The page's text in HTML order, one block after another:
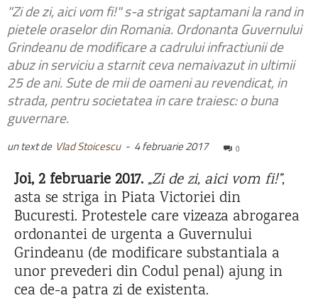
"Zi de zi, aici vom fi!" s-a strigat saptamani la rand in
pietele oraselor din Romania. Ordonanta Guvernului
Grindeanu de modificare a cadrului infractiunii de
abuz in serviciu a starnit ceva nemaivazut in ultimii
25 de ani. Sute de mii de oameni au revendicat, in
strada, pentru societatea in care traiesc: o buna
guvernare.
un text de Vlad Stoicescu - 4 februarie 2017 0
Joi, 2 februarie 2017.„Zi de zi, aici vom fi!”,
asta se striga in Piata Victoriei din
Bucuresti. Protestele care vizeaza abrogarea
ordonantei de urgenta a Guvernului
Grindeanu (de modificare substantiala a
unor prevederi din Codul penal) ajung in
cea de-a patra zi de existenta.